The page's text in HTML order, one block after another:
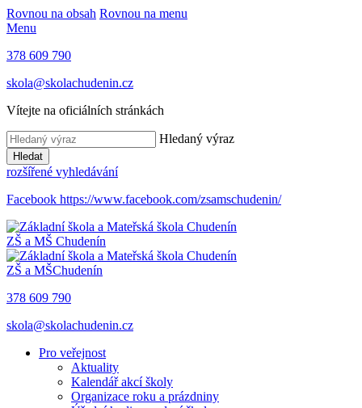
Rovnou na obsah Rovnou na menu
Menu
378 609 790
skola@skolachudenin.cz
Vítejte na oficiálních stránkách
Hledaný výraz
Hledat
rozšířené vyhledávání
Facebook https://www.facebook.com/zsamschudenin/
ZŠ a MŠ Chudenín
ZŠ a MŠChudenín
378 609 790
skola@skolachudenin.cz
Pro veřejnost
Aktuality
Kalendář akcí školy
Organizace roku a prázdniny